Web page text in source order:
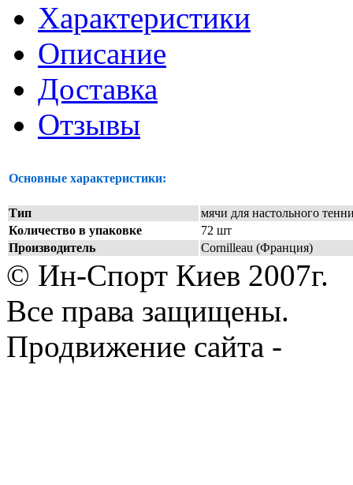
Характеристики
Описание
Доставка
Отзывы
Основные характеристики:
Тип
мячи для настольного
Количество в упаковке
72 шт
Производитель
Cornilleau (Франция)
© Ин-Спорт Киев 2007г.
Все права защищены.
Продвижение сайта -